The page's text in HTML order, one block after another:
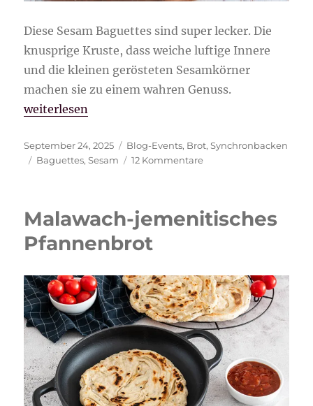
Diese Sesam Baguettes sind super lecker. Die
knusprige Kruste, dass weiche luftige Innere
und die kleinen gerösteten Sesamkörner
machen sie zu einem wahren Genuss.
„Sesam Baguettes“
weiterlesen
Veröffentlicht
am
September 24, 2025 Kategorien
Blog-Events, Brot,Synchronbacken
Schlagwörter
Baguettes,Sesam 12 Kommentarezu
Malawach-jemenitisches
Pfannenbrot